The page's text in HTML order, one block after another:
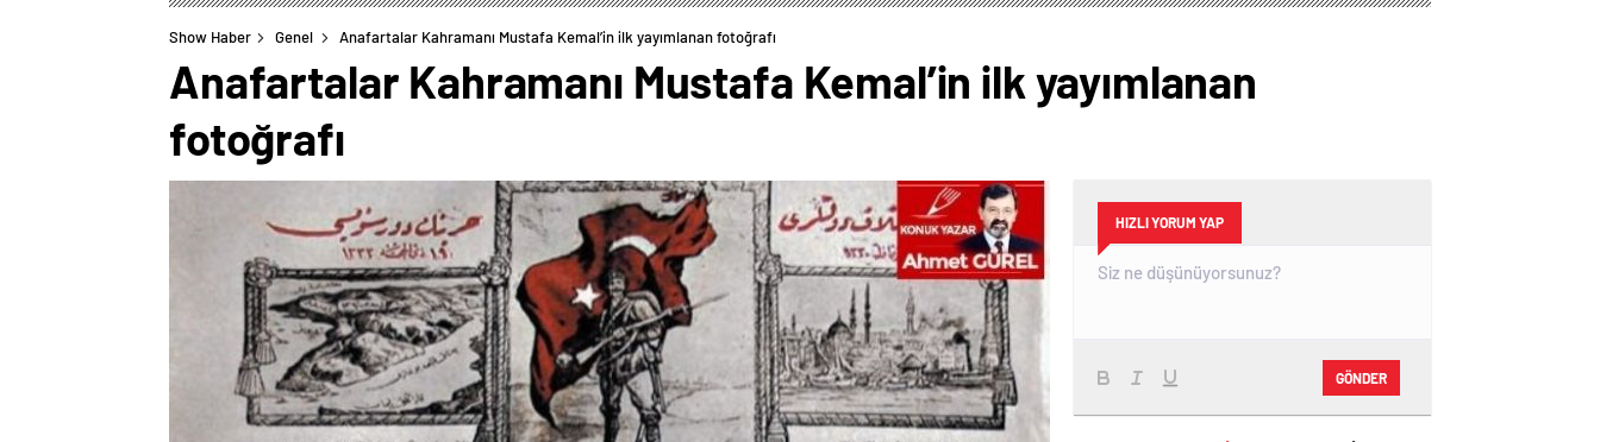
Show Haber Genel Anafartalar Kahramanı Mustafa Kemal’in ilk yayımlanan fotoğrafı
Anafartalar Kahramanı Mustafa Kemal’in ilk yayımlanan
fotoğrafı
HIZLI YORUM YAP
GÖNDER